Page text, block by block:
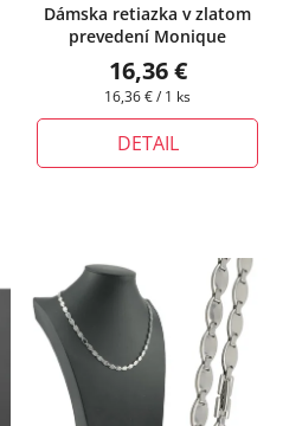
Dámska retiazka v zlatom
prevedení Monique
16,36 €
Jednotková
16,36 € / 1 ks
DETAIL